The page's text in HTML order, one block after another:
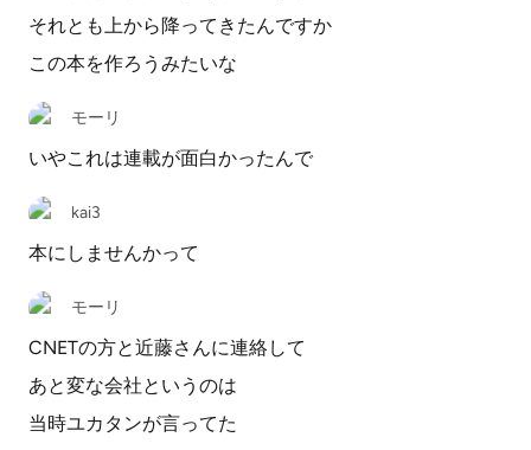
それとも上から降ってきたんですか
この本を作ろうみたいな
モーリ
いやこれは連載が面白かったんで
kai3
本にしませんかって
モーリ
CNETの方と近藤さんに連絡して
あと変な会社というのは
当時ユカタンが言ってた